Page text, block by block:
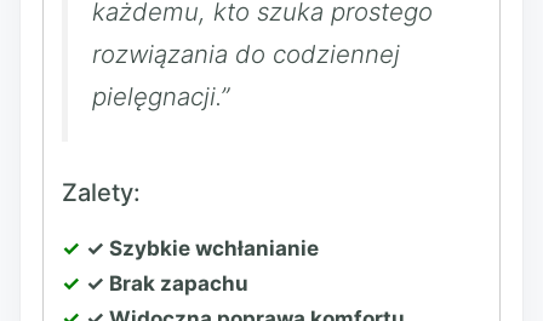
każdemu, kto szuka prostego
rozwiązania do codziennej
pielęgnacji.”
Zalety:
✓ Szybkie wchłanianie
✓ Brak zapachu